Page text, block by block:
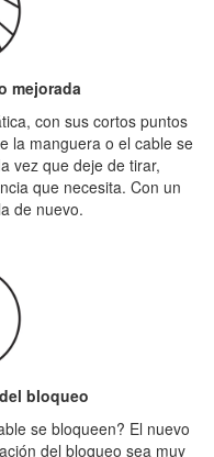
mejorada
con sus cortos puntos
la manguera o el cable se
vez que deje de tirar,
que necesita. Con un
de nuevo.
bloqueo
se bloqueen? El nuevo
del bloqueo sea muy